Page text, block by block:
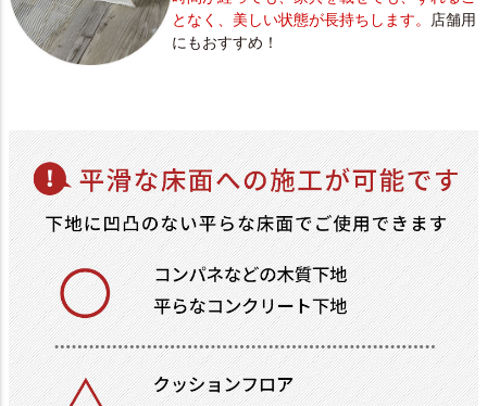
となく、美しい状態が長持ちします。 店舗用
にもおすすめ！